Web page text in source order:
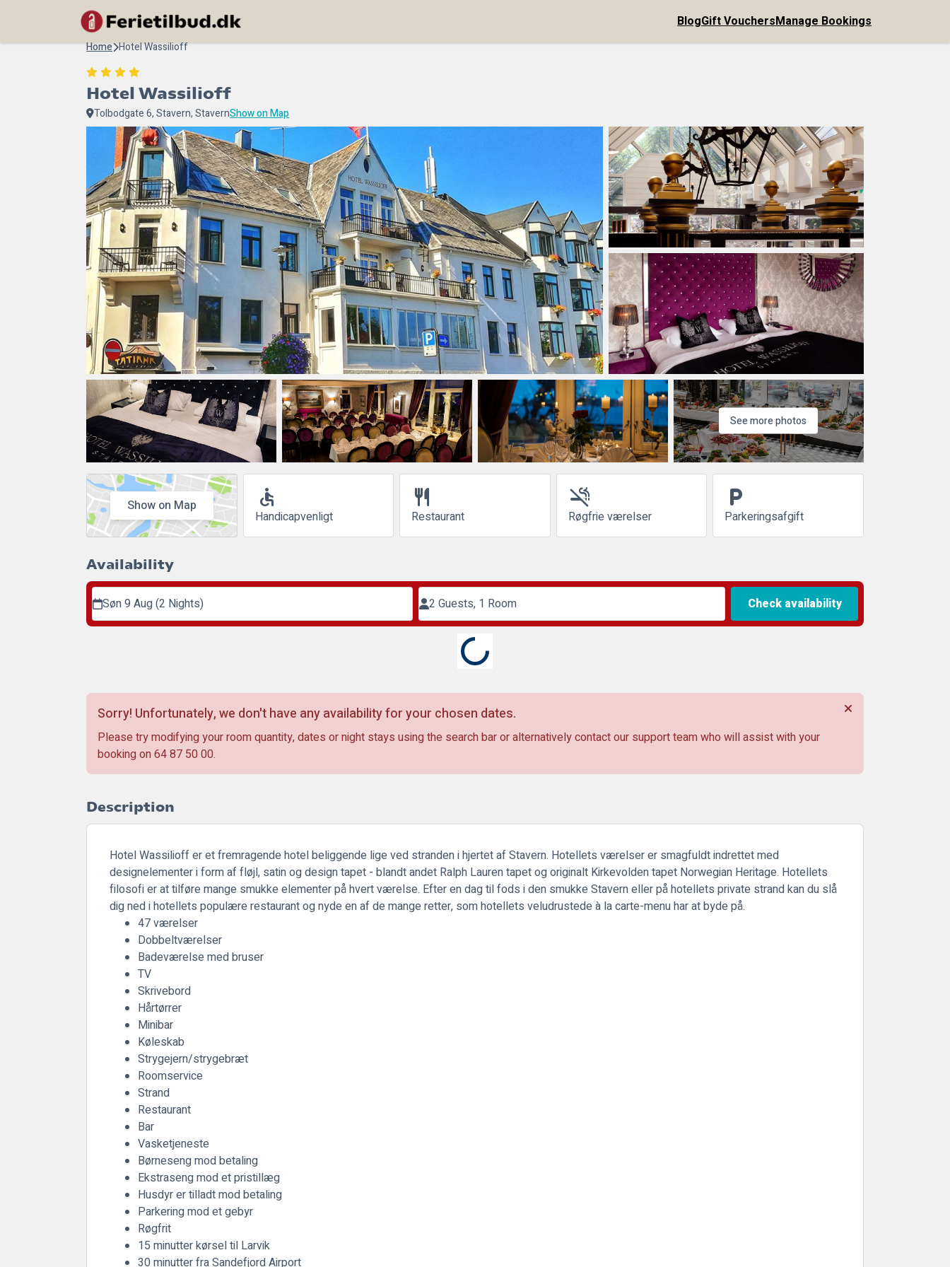
BlogGift VouchersManage Bookings
Home Hotel Wassilioff
Hotel Wassilioff
Tolbodgate 6, Stavern, StavernShow on Map
See more photos
Show on Map accessible
Handicapvenligt
restaurant
Restaurant
smoke_free
Røgfrie værelser
local_parking
Parkeringsafgift
Availability
Søn 9 Aug (2 Nights) 2 Guests, 1 Room Check availability
Sorry! Unfortunately, we don't have any availability for your chosen dates.
Please try modifying your room quantity, dates or night stays using the search bar or alternatively contact our support team who will assist with your
booking on 64 87 50 00.
Description
Hotel Wassilioff er et fremragende hotel beliggende lige ved stranden i hjertet af Stavern. Hotellets værelser er smagfuldt indrettet med
designelementer i form af fløjl, satin og design tapet - blandt andet Ralph Lauren tapet og originalt Kirkevolden tapet Norwegian Heritage. Hotellets
filosofi er at tilføre mange smukke elementer på hvert værelse. Efter en dag til fods i den smukke Stavern eller på hotellets private strand kan du slå
dig ned i hotellets populære restaurant og nyde en af de mange retter, som hotellets veludrustede à la carte-menu har at byde på.
47 værelser
Dobbeltværelser
Badeværelse med bruser
TV
Skrivebord
Hårtørrer
Minibar
Køleskab
Strygejern/strygebræt
Roomservice
Strand
Restaurant
Bar
Vasketjeneste
Børneseng mod betaling
Ekstraseng mod et pristillæg
Husdyr er tilladt mod betaling
Parkering mod et gebyr
Røgfrit
15 minutter kørsel til Larvik
30 minutter fra Sandefjord Airport